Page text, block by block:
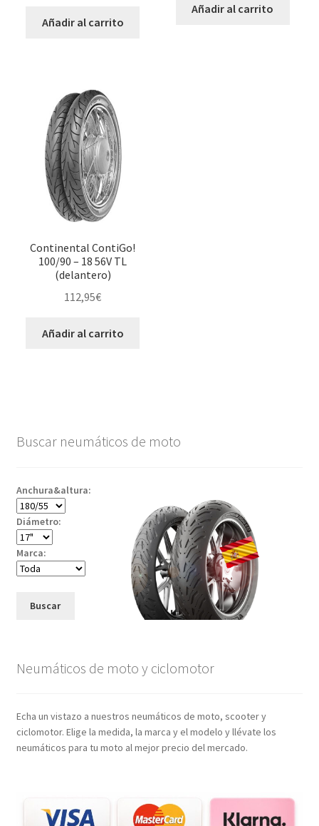
Añadir al carrito
Añadir al carrito
Continental ContiGo!
100/90 – 18 56V TL
(delantero)
112,95€
Añadir al carrito
Buscar neumáticos de moto
Anchura&altura:
Diámetro:
Marca:
Buscar
Neumáticos de moto y ciclomotor
Echa un vistazo a nuestros neumáticos de moto, scooter y
ciclomotor. Elige la medida, la marca y el modelo y llévate los
neumáticos para tu moto al mejor precio del mercado.